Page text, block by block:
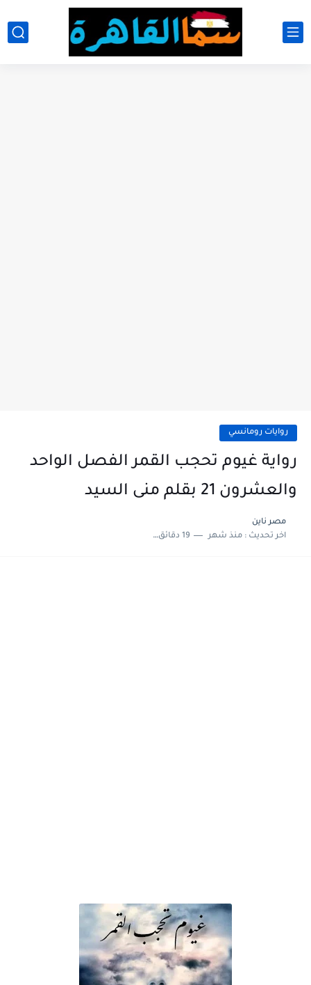
روايات رومانسي
رواية غيوم تحجب القمر الفصل الواحد
والعشرون 21 بقلم منى السيد
مصر ناين
اخر تحديث :منذ شهر 19 دقائق للقراءة